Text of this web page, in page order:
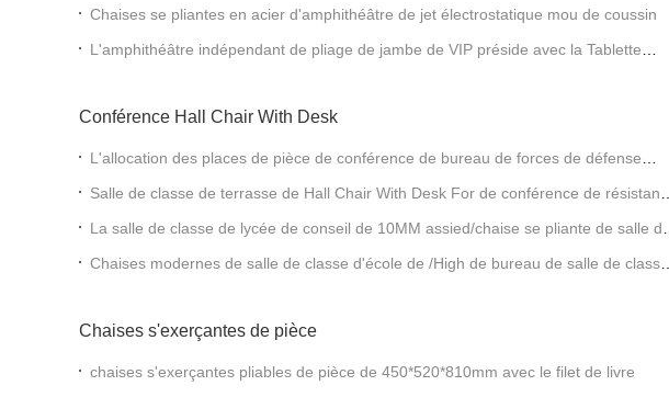
Chaises se pliantes en acier d'amphithéâtre de jet électrostatique mou de coussin
L'amphithéâtre indépendant de pliage de jambe de VIP préside avec la Tablette
Conférence Hall Chair With Desk
L'allocation des places de pièce de conférence de bureau de forces de défense
Salle de classe de terrasse de Hall Chair With Desk For de conférence de résistance
La salle de classe de lycée de conseil de 10MM assied/chaise se pliante de salle de
Chaises modernes de salle de classe d'école de /High de bureau de salle de classe
Chaises s'exerçantes de pièce
chaises s'exerçantes pliables de pièce de 450*520*810mm avec le filet de livre